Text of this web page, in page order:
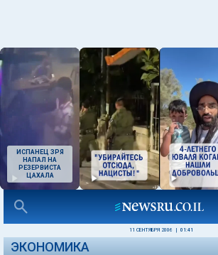
ИСПАНЕЦ ЗРЯ
НАПАЛ НА
РЕЗЕРВИСТА
ЦАХАЛА
11 СЕНТЯБРЯ 2006 01:41
ЭКОНОМИКА